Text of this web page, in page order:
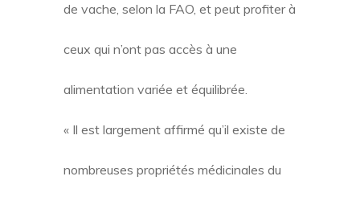
de vache, selon la FAO, et peut profiter à
ceux qui n’ont pas accès à une
alimentation variée et équilibrée.
« Il est largement affirmé qu’il existe de
nombreuses propriétés médicinales du